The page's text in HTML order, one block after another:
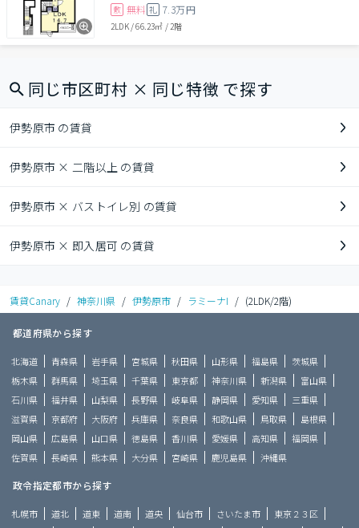
敷 無料 礼 7.3万円
2LDK/66.23㎡ /2階
同じ市区町村 × 同じ特徴 で探す
伊勢原市 の賃貸
伊勢原市 × 二階以上 の賃貸
伊勢原市 × バストイレ別 の賃貸
伊勢原市 × 即入居可 の賃貸
賃貸Canary / 神奈川県 / 伊勢原市 / ラミーナI / (2LDK/2階)
都道府県から探す
北海道 青森県 岩手県 宮城県 秋田県 山形県 福島県
茨城県
栃木県
群馬県 埼玉県 千葉県 東京都 神奈川県 新潟県
富山県
石川県
福井県 山梨県 長野県 岐阜県 静岡県 愛知県
三重県
滋賀県
京都府 大阪府 兵庫県 奈良県 和歌山県 鳥取県
島根県
岡山県
広島県 山口県 徳島県 香川県 愛媛県 高知県
福岡県
佐賀県
長崎県 熊本県 大分県 宮崎県 鹿児島県 沖縄県
政令指定都市から探す
札幌市 道北 道東 道南 道央 仙台市 さいたま市
東京２３区